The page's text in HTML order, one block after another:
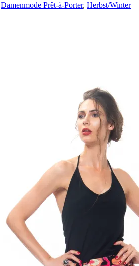
Damenmode Prêt-à-Porter, Herbst/Winter